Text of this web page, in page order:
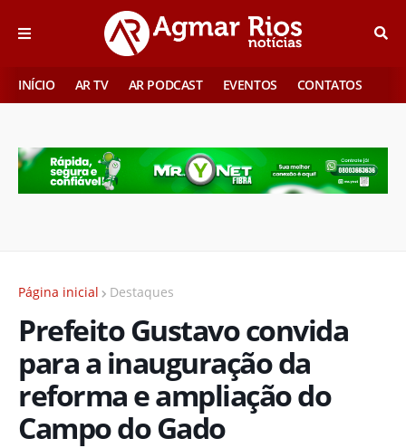
INÍCIO AR TV AR PODCAST EVENTOS CONTATOS
Página inicial Destaques
Prefeito Gustavo convida
para a inauguração da
reforma e ampliação do
Campo do Gado